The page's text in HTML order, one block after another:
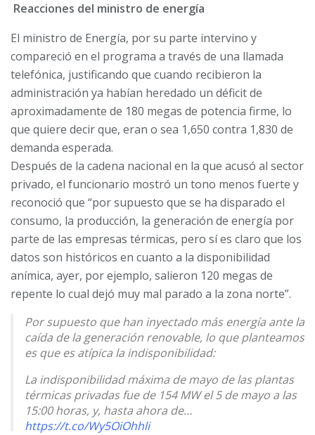
Reacciones del ministro de energía
El ministro de Energía, por su parte intervino y
compareció en el programa a través de una llamada
telefónica, justificando que cuando recibieron la
administración ya habían heredado un déficit de
aproximadamente de 180 megas de potencia firme, lo
que quiere decir que, eran o sea 1,650 contra 1,830 de
demanda esperada.
Después de la cadena nacional en la que acusó al sector
privado, el funcionario mostró un tono menos fuerte y
reconoció que “por supuesto que se ha disparado el
consumo, la producción, la generación de energía por
parte de las empresas térmicas, pero sí es claro que los
datos son históricos en cuanto a la disponibilidad
anímica, ayer, por ejemplo, salieron 120 megas de
repente lo cual dejó muy mal parado a la zona norte”.
Por supuesto que han inyectado más energía ante la
caída de la generación renovable, lo que planteamos
es que es atípica la indisponibilidad:
La indisponibilidad máxima de mayo de las plantas
térmicas privadas fue de 154 MW el 5 de mayo a las
15:00 horas, y, hasta ahora de…
https://t.co/Wy5OiOhhli